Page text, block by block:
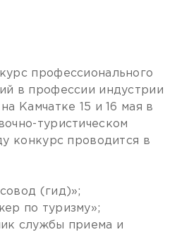
профессионального
в профессии индустрии
Камчатке 15 и 16 мая в
туристическом
конкурс проводится в
(гид)»;
по туризму»;
службы приема и